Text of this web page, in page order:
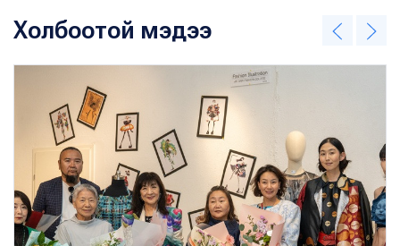
Холбоотой мэдээ